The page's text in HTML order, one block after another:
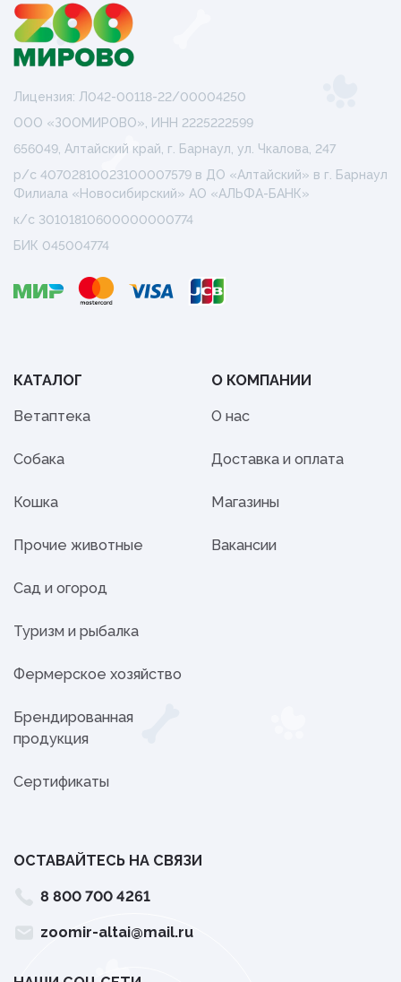
Лицензия: Л042-00118-22/00004250
ООО «ЗООМИРОВО», ИНН 2225222599
656049, Алтайский край, г. Барнаул, ул. Чкалова, 247
р/с 40702810023100007579 в ДО «Алтайский» в г. Барнаул
Филиала «Новосибирский» АО «АЛЬФА-БАНК»
к/с 30101810600000000774
БИК 045004774
КАТАЛОГ
Ветаптека
Собака
Кошка
Прочие животные
Сад и огород
Туризм и рыбалка
Фермерское хозяйство
Брендированная
продукция
Сертификаты
О КОМПАНИИ
О нас
Доставка и оплата
Магазины
Вакансии
ОСТАВАЙТЕСЬ НА СВЯЗИ
8 800 700 4261
zoomir-altai@mail.ru